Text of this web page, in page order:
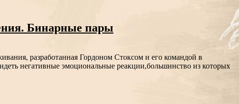
Бинарные пары
разработанная Гордоном Стоксом и его командой в
негативные эмоциональные реакции,большинство из которых